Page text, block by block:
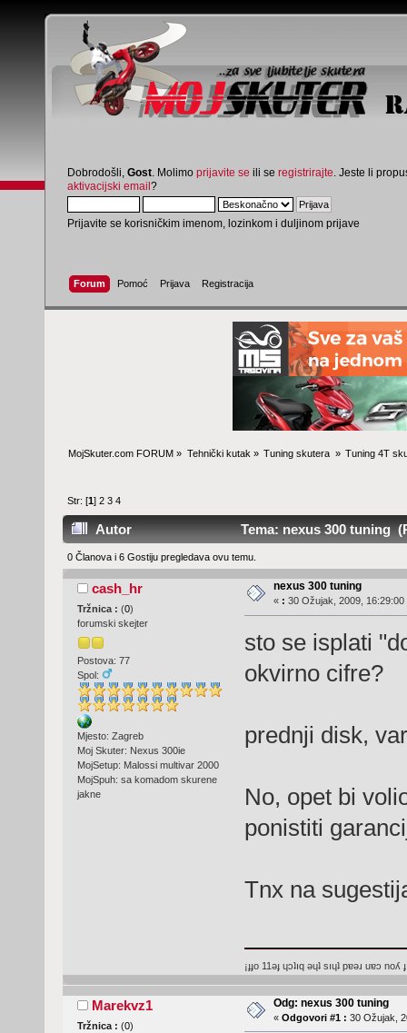
Dobrodošli, Gost . Molimo prijavite se ili se registrirajte . Jeste li
aktivacijski email?
Prijavite se korisničkim imenom, lozinkom i duljinom prijave
Forum Pomoć Prijava Registracija
MojSkuter.com FORUM » Tehnički kutak » Tuning skutera » Tuning 4T
Str: [1]2 3 4
Autor Tema: nexus 300 tuning
0 Članova i 6 Gostiju pregledava ovu temu.
cash_hr
Tržnica : (0)
forumski skejter
Postova: 77
Spol:
Mjesto: Zagreb
Moj Skuter: Nexus 300ie
MojSetup: Malossi multivar 2000
MojSpuh: sa komadom skurene
jakne
nexus 300 tuning
« : 30 Ožujak, 2009, 16:29:00
sto se isplati
okvirno cifre?
prednji disk,
No, opet bi
ponistiti
Tnx na
¡ɟɟo 11ǝɟ ɥɔʇıq ǝɥʇ sıɥʇ pɐǝɹ uɐɔ noʎ
Marekvz1
Tržnica : (0)
Odg: nexus 300 tuning
« Odgovori #1 : 30 Ožujak,